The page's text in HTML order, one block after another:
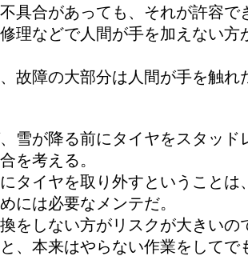
具合があっても、それが許容で
理などで人間が手を加えない方
故障の大部分は人間が手を触れ
雪が降る前にタイヤをスタッド
を考える。
タイヤを取り外すということは
には必要なメンテだ。
をしない方がリスクが大きいの
、本来はやらない作業をしてで